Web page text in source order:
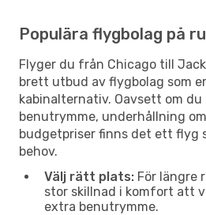
Populära flygbolag på
Flyger du från Chicago till
brett utbud av flygbolag som
kabinalternativ. Oavsett om
benutrymme, underhållning
budgetpriser finns det ett flyg
behov.
Välj rätt plats: För längre
stor skillnad i komfort att
extra benutrymme.